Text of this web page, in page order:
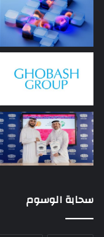
سحابة الوسوم